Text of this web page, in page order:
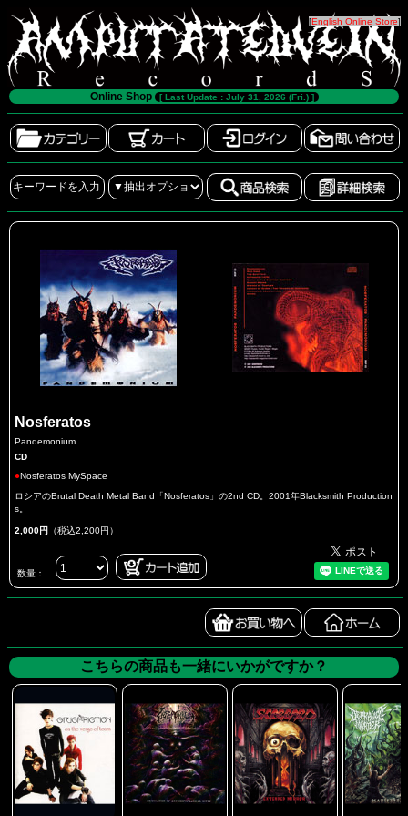
[English Online Store]
Online Shop [ Last Update : July 31, 2026 (Fri.) ]
Nosferatos
Pandemonium
CD
●Nosferatos MySpace
ロシアのBrutal Death Metal Band「Nosferatos」の2nd CD。2001年Blacksmith Production
s。
2,000円 （税込2,200円）
数量：
こちらの商品も一緒にいかがですか？